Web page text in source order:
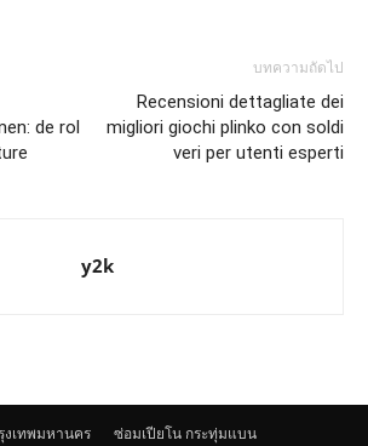
de rol
บทความถัดไป
Recensioni dettagliate dei
migliori giochi plinko con soldi
veri per utenti esperti
y2k
งเทพมหานคร
ซ่อมเปียโน กระทุ่มแบน